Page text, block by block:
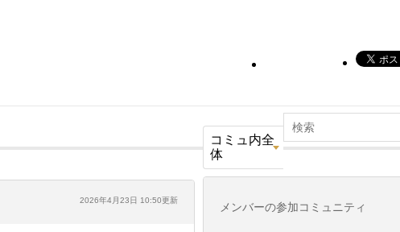
コミュ内全
体
2026年4月23日 10:50更新
メンバーの参加コミュニティ